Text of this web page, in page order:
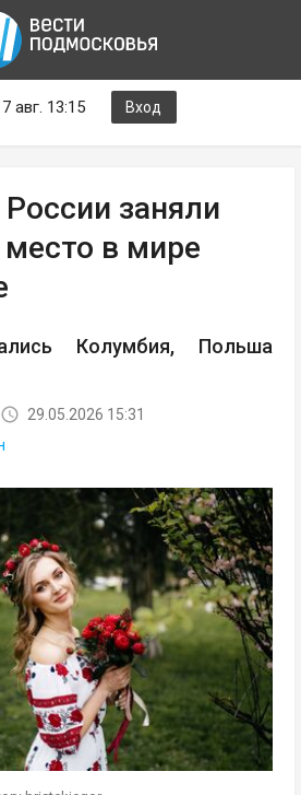
авг. 13:15 Вход
заняли
место в мире
Колумбия, Польша
29.05.2026 15:31